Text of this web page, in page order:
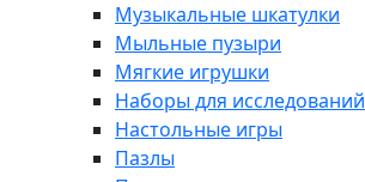
Музыкальные шкатулки
Мыльные пузыри
Мягкие игрушки
Наборы для исследований
Настольные игры
Пазлы